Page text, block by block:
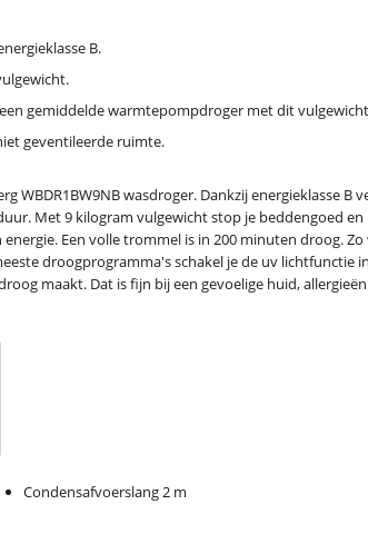
B.
gemiddelde warmtepompdroger met dit
geventileerde ruimte.
WBDR1BW9NB wasdroger. Dankzij energieklasse B
Met 9 kilogram vulgewicht stop je beddengoed
Een volle trommel is in 200 minuten droog. Zo
droogprogramma's schakel je de uv lichtfunctie
maakt. Dat is fijn bij een gevoelige huid,
Condensafvoerslang 2 m